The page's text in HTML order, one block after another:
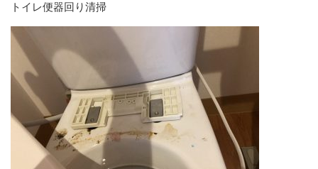
トイレ便器回り清掃